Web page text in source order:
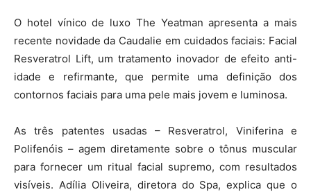
O hotel vínico de luxo The Yeatman apresenta a mais
recente novidade da Caudalie em cuidados faciais: Facial
Resveratrol Lift, um tratamento inovador de efeito anti-
idade e refirmante, que permite uma definição dos
contornos faciais para uma pele mais jovem e luminosa.
As três patentes usadas – Resveratrol, Viniferina e
Polifenóis – agem diretamente sobre o tônus muscular
para fornecer um ritual facial supremo, com resultados
visíveis. Adília Oliveira, diretora do Spa, explica que o